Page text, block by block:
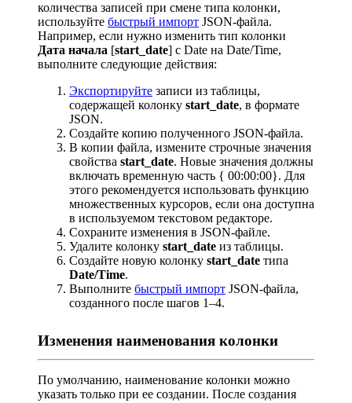
количества записей при смене типа колонки,
используйте быстрый импорт JSON-файла.
Например, если нужно изменить тип колонки
Дата начала [start_date] с Date на Date/Time,
выполните следующие действия:
Экспортируйте записи из таблицы,
содержащей колонку start_date, в формате
JSON.
Создайте копию полученного JSON-файла.
В копии файла, измените строчные значения
свойства start_date. Новые значения должны
включать временную часть { 00:00:00}. Для
этого рекомендуется использовать функцию
множественных курсоров, если она доступна
в используемом текстовом редакторе.
Сохраните изменения в JSON-файле.
Удалите колонку start_date из таблицы.
Создайте новую колонку start_date типа
Date/Time.
Выполните быстрый импорт JSON-файла,
созданного после шагов 1–4.
Изменения наименования колонки
По умолчанию, наименование колонки можно
указать только при ее создании. После создания